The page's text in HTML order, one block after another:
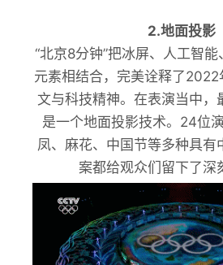
2.地面投影
“北京8分钟”把冰屏、人工智
元素相结合，完美诠释了2022
文与科技精神。在表演当中，
是一个地面投影技术。24位
凤、麻花、中国节等多种具有
案都给观众们留下了深